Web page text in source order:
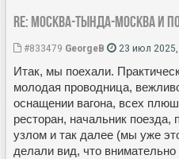
Re: Москва-Тында-Москва и
#833479 GeorgeB 23 июл
Итак, мы поехали.
молодая проводница,
оснащении вагона, всех
ресторан, начальник поезда,
узлом и так далее (мы уже
делали вид, что